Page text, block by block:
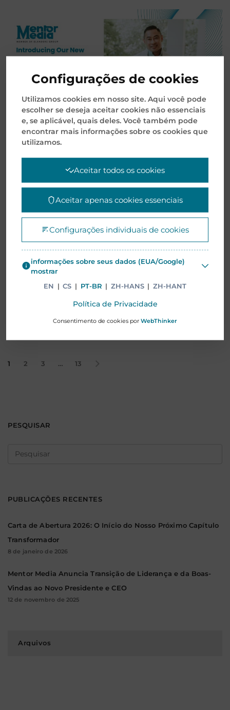
Após anos de liderança excepcional, o Sr. Lim Kok
Khoon deixou o cargo de Presidente e Diretor
Executivo (CEO) da Mentor Media. Ele continuará
atuando como Assessor…
1 2 3 … 13
PESQUISAR
Pesquisar
PUBLICAÇÕES RECENTES
Carta de Abertura 2026: O Início do Nosso Próximo Capítulo
Transformador
8 de janeiro de 2026
Mentor Media Anuncia Transição de Liderança e da Boas-
Vindas ao Novo Presidente e CEO
12 de novembro de 2025
Configurações de cookies
Utilizamos cookies em nosso site. Aqui você pode
escolher se deseja aceitar cookies não essenciais
e, se aplicável, quais deles. Você também pode
encontrar mais informações sobre os cookies que
utilizamos.
Aceitar todos os cookies
Aceitar apenas cookies essenciais
Configurações individuais de cookies
informações sobre seus dados (EUA/Google)
mostrar
EN | CS | PT-BR | ZH-HANS | ZH-HANT
Política de Privacidade
Consentimento de cookies por WebThinker